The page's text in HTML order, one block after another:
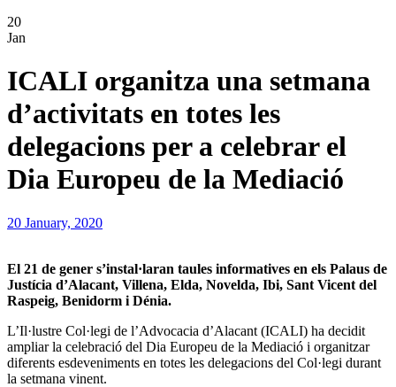
20
Jan
ICALI organitza una setmana
d’activitats en totes les
delegacions per a celebrar el
Dia Europeu de la Mediació
20 January, 2020
El 21 de gener s’instal·laran taules informatives en els Palaus de
Justícia d’Alacant, Villena, Elda, Novelda, Ibi, Sant Vicent del
Raspeig, Benidorm i Dénia.
L’Il·lustre Col·legi de l’Advocacia d’Alacant (ICALI) ha decidit
ampliar la celebració del Dia Europeu de la Mediació i organitzar
diferents esdeveniments en totes les delegacions del Col·legi durant
la setmana vinent.